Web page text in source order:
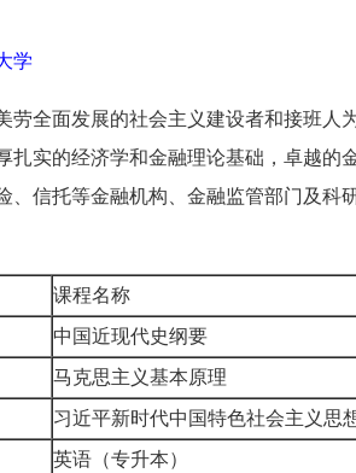
学
劳全面发展的社会主义建设者和接班人
扎实的经济学和金融理论基础，卓越的
、信托等金融机构、金融监管部门及科
课程名称
中国近现代史纲要
马克思主义基本原理
习近平新时代中国特色社会主义思
英语（专升本）